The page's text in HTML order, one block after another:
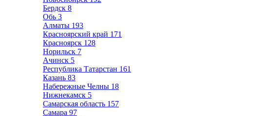
Бердск 8
Обь 3
Алматы 193
Красноярский край 171
Красноярск 128
Норильск 7
Ачинск 5
Республика Татарстан 161
Казань 83
Набережные Челны 18
Нижнекамск 5
Самарская область 157
Самара 97